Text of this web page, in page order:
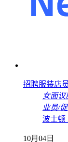
招聘服装店
女面议
业员/
波士顿
10月04日